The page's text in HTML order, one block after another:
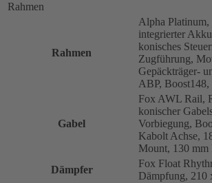
Rahmen
Rahmen
Alpha Platinum,
integrierter
konisches
Zugführung,
Gepäckträger-
ABP, Boost148,
Gabel
Fox AWL Rail,
konischer
Vorbiegung,
Kabolt Achse,
Mount, 130 mm
Dämpfer
Fox Float
Dämpfung, 210